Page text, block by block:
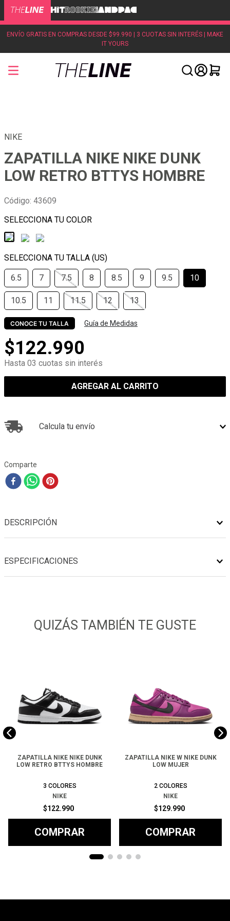
ENVÍO GRATIS EN COMPRAS DESDE $99.990 | 3 CUOTAS SIN INTERÉS | MAKE
IT YOURS
NIKE
ZAPATILLA NIKE NIKE DUNK
LOW RETRO BTTYS HOMBRE
Código: 43609
6.5 7 7.5 8 8.5 9 9.5 10
10.5 11 11.5 12 13
CONOCE TU TALLA Guía de Medidas
$122.990
Hasta 03 cuotas sin interés
AGREGAR AL CARRITO
Calcula tu envío
Comparte
DESCRIPCIÓN
ESPECIFICACIONES
QUIZÁS TAMBIÉN TE GUSTE
ZAPATILLA NIKE NIKE DUNK
LOW RETRO BTTYS HOMBRE
3 COLORES
NIKE
$122.990
COMPRAR
ZAPATILLA NIKE W NIKE DUNK
LOW MUJER
2 COLORES
NIKE
$129.990
COMPRAR